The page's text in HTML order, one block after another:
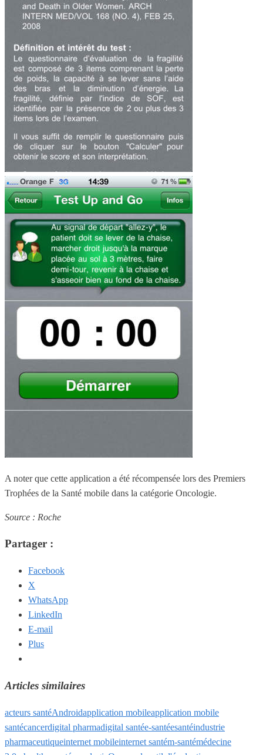
A noter que cette application a été récompensée lors des Premiers
Trophées de la Santé mobile dans la catégorie Oncologie.
Source : Roche
Partager :
Facebook
X
WhatsApp
LinkedIn
E-mail
Plus
Articles similaires
acteurs santéAndroidapplication mobileapplication mobile
santécancerdigital pharmadigital santée-santéesantéindustrie
pharmaceutiqueinternet mobileinternet santém-santémédecine